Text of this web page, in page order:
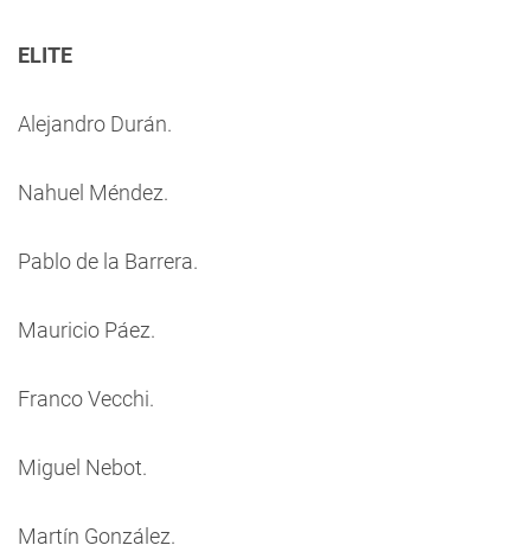
ELITE
Alejandro Durán.
Nahuel Méndez.
Pablo de la Barrera.
Mauricio Páez.
Franco Vecchi.
Miguel Nebot.
Martín González.